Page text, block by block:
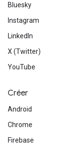
Bluesky
Instagram
LinkedIn
X (Twitter)
YouTube
Créer
Android
Chrome
Firebase